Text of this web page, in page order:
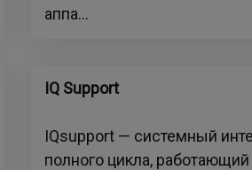
аппа...
IQ Support
IQsupport — системный
полного цикла,